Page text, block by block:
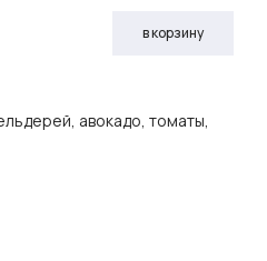
в корзину
авокадо, томаты,